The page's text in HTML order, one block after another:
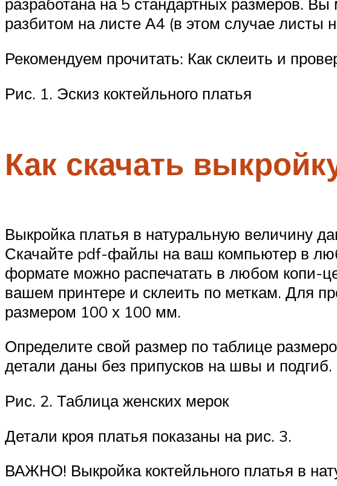
разработана на 5 стандартных размеров.
разбитом на листе А4 (в этом случае листы
Рекомендуем прочитать: Как склеить и
Рис. 1. Эскиз коктейльного платья
Как скачать
Выкройка платья в натуральную величину
Скачайте pdf-файлы на ваш компьютер в
формате можно распечатать в любом копи-
вашем принтере и склеить по меткам. Для
размером 100 х 100 мм.
Определите свой размер по таблице
детали даны без припусков на швы и подгиб.
Рис. 2. Таблица женских мерок
Детали кроя платья показаны на рис. 3.
ВАЖНО! Выкройка коктейльного платья в